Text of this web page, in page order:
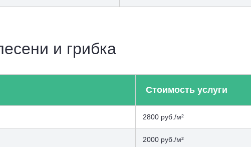
и грибка
Стоимость услуги
2800 руб./м²
2000 руб./м²